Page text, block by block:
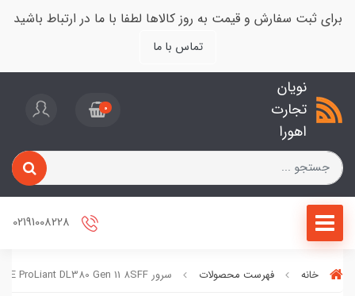
برای ثبت سفارش و قیمت به روز کالاها لطفا با ما در ارتباط باشید
تماس با ما
نویان
تجارت
اهورا
0
خانه فهرست محصولات سرور HPE ProLiant DL380 Gen 11 8SFF